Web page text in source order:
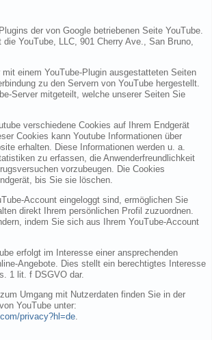
der von Google betriebenen Seite YouTube.
YouTube, LLC, 901 Cherry Ave., San Bruno,
einem YouTube-Plugin ausgestatteten Seiten
zu den Servern von YouTube hergestellt.
Server mitgeteilt, welche unserer Seiten Sie
verschiedene Cookies auf Ihrem Endgerät
Cookies kann Youtube Informationen über
erhalten. Diese Informationen werden u. a.
zu erfassen, die Anwenderfreundlichkeit
vorzubeugen. Die Cookies
bis Sie sie löschen.
Account eingeloggt sind, ermöglichen Sie
direkt Ihrem persönlichen Profil zuzuordnen.
indem Sie sich aus Ihrem YouTube-Account
erfolgt im Interesse einer ansprechenden
Angebote. Dies stellt ein berechtigtes Interesse
1 lit. f DSGVO dar.
Umgang mit Nutzerdaten finden Sie in der
YouTube unter:
privacy?hl=de